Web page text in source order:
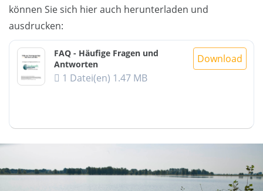
können Sie sich hier auch herunterladen und
ausdrucken:
FAQ - Häufige Fragen und
Antworten
1 Datei(en) 1.47 MB
Download